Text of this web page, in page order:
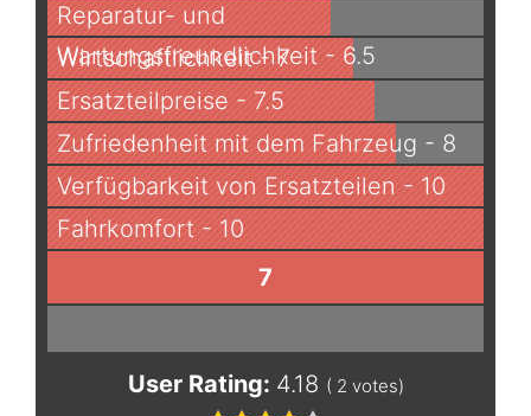
Reparatur- und
Wartungsfreundlichkeit - 6.5
Wirtschaftlichkeit - 7
Ersatzteilpreise - 7.5
Zufriedenheit mit dem Fahrzeug - 8
Verfügbarkeit von Ersatzteilen - 10
Fahrkomfort - 10
7
User Rating: 4.18 ( 2 votes)